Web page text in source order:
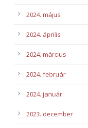
2024. május
2024. április
2024. március
2024. február
2024. január
2023. december